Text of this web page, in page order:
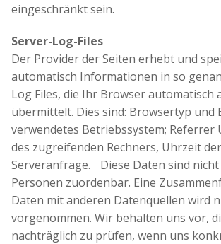
eingeschränkt sein.
Server-Log-Files
Der Provider der Seiten erhebt und
automatisch Informationen in so
Log Files, die Ihr Browser automatisch
übermittelt. Dies sind: Browsertyp und
verwendetes Betriebssystem; Referrer
des zugreifenden Rechners, Uhrzeit der
Serveranfrage. Diese Daten sind
Personen zuordenbar. Eine
Daten mit anderen Datenquellen wird
vorgenommen. Wir behalten uns vor,
nachträglich zu prüfen, wenn uns